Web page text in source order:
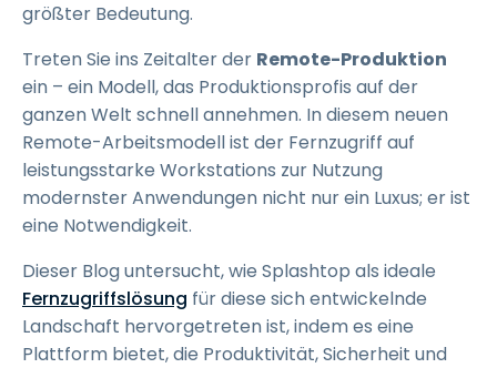
größter Bedeutung.
Treten Sie ins Zeitalter der Remote-Produktion
ein – ein Modell, das Produktionsprofis auf der
ganzen Welt schnell annehmen. In diesem neuen
Remote-Arbeitsmodell ist der Fernzugriff auf
leistungsstarke Workstations zur Nutzung
modernster Anwendungen nicht nur ein Luxus; er ist
eine Notwendigkeit.
Dieser Blog untersucht, wie Splashtop als ideale
Fernzugriffslösung für diese sich entwickelnde
Landschaft hervorgetreten ist, indem es eine
Plattform bietet, die Produktivität, Sicherheit und